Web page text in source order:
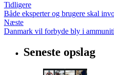
Tidligere
Både eksperter og brugere skal
Næste
Danmark vil forbyde bly i
Seneste opslag